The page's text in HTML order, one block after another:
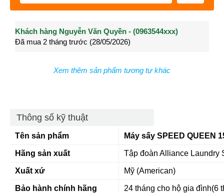
Khách hàng Nguyễn Văn Quyền - (0963544xxx)
Đã mua 2 tháng trước (28/05/2026)
Khách hàng Nguyễn Thành Long - (0902021xxx)
Đã mua 3 tháng trước (27/04/2026)
Xem thêm sản phẩm tương tự khác
Thông số kỹ thuật
Tên sản phẩm Máy sấy SPEED QUEEN
Hãng sản xuất Tập đoàn Alliance
Xuất xứ Mỹ (American)
Bảo hành chính hãng 24 tháng cho hộ gia đình(6